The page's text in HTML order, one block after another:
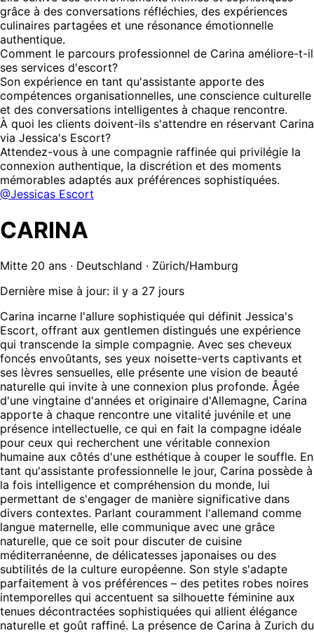
grâce à des conversations réfléchies, des expériences
culinaires partagées et une résonance émotionnelle
authentique.
Comment le parcours professionnel de Carina améliore-t-il
ses services d'escort?
Son expérience en tant qu'assistante apporte des
compétences organisationnelles, une conscience culturelle
et des conversations intelligentes à chaque rencontre.
À quoi les clients doivent-ils s'attendre en réservant Carina
via Jessica's Escort?
Attendez-vous à une compagnie raffinée qui privilégie la
connexion authentique, la discrétion et des moments
mémorables adaptés aux préférences sophistiquées.
@Jessicas Escort
CARINA
Mitte 20 ans · Deutschland · Zürich/Hamburg
Dernière mise à jour: il y a 27 jours
Carina incarne l'allure sophistiquée qui définit Jessica's
Escort, offrant aux gentlemen distingués une expérience
qui transcende la simple compagnie. Avec ses cheveux
foncés envoûtants, ses yeux noisette-verts captivants et
ses lèvres sensuelles, elle présente une vision de beauté
naturelle qui invite à une connexion plus profonde. Âgée
d'une vingtaine d'années et originaire d'Allemagne, Carina
apporte à chaque rencontre une vitalité juvénile et une
présence intellectuelle, ce qui en fait la compagne idéale
pour ceux qui recherchent une véritable connexion
humaine aux côtés d'une esthétique à couper le souffle. En
tant qu'assistante professionnelle le jour, Carina possède à
la fois intelligence et compréhension du monde, lui
permettant de s'engager de manière significative dans
divers contextes. Parlant couramment l'allemand comme
langue maternelle, elle communique avec une grâce
naturelle, que ce soit pour discuter de cuisine
méditerranéenne, de délicatesses japonaises ou des
subtilités de la culture européenne. Son style s'adapte
parfaitement à vos préférences – des petites robes noires
intemporelles qui accentuent sa silhouette féminine aux
tenues décontractées sophistiquées qui allient élégance
naturelle et goût raffiné. La présence de Carina à Zurich du